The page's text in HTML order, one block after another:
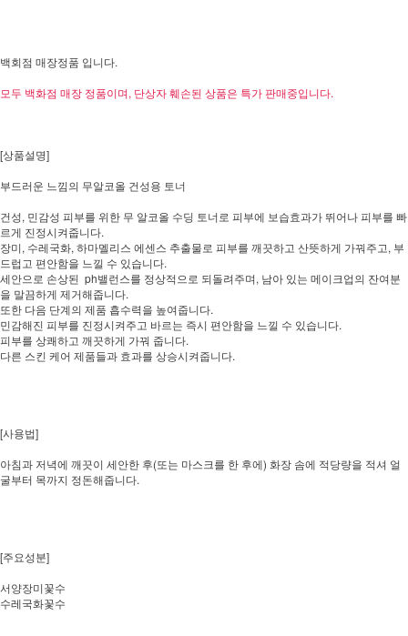
백회점 매장정품 입니다.
모두 백화점 매장 정품이며, 단상자 훼손된 상품은 특가 판매중입니다.
[상품설명]
부드러운 느낌의 무알코올 건성용 토너
건성, 민감성 피부를 위한 무 알코올 수딩 토너로 피부에 보습효과가 뛰어나 피부를 빠
르게 진정시켜줍니다.
장미, 수레국화, 하마멜리스 에센스 추출물로 피부를 깨끗하고 산뜻하게 가꿔주고, 부
드럽고 편안함을 느낄 수 있습니다.
세안으로 손상된 ph밸런스를 정상적으로 되돌려주며, 남아 있는 메이크업의 잔여분
을 말끔하게 제거해줍니다.
또한 다음 단계의 제품 흡수력을 높여줍니다.
민감해진 피부를 진정시켜주고 바르는 즉시 편안함을 느낄 수 있습니다.
피부를 상쾌하고 깨끗하게 가꿔 줍니다.
다른 스킨 케어 제품들과 효과를 상승시켜줍니다.
[사용법]
아침과 저녁에 깨끗이 세안한 후(또는 마스크를 한 후에) 화장 솜에 적당량을 적셔 얼
굴부터 목까지 정돈해줍니다.
[주요성분]
서양장미꽃수
수레국화꽃수